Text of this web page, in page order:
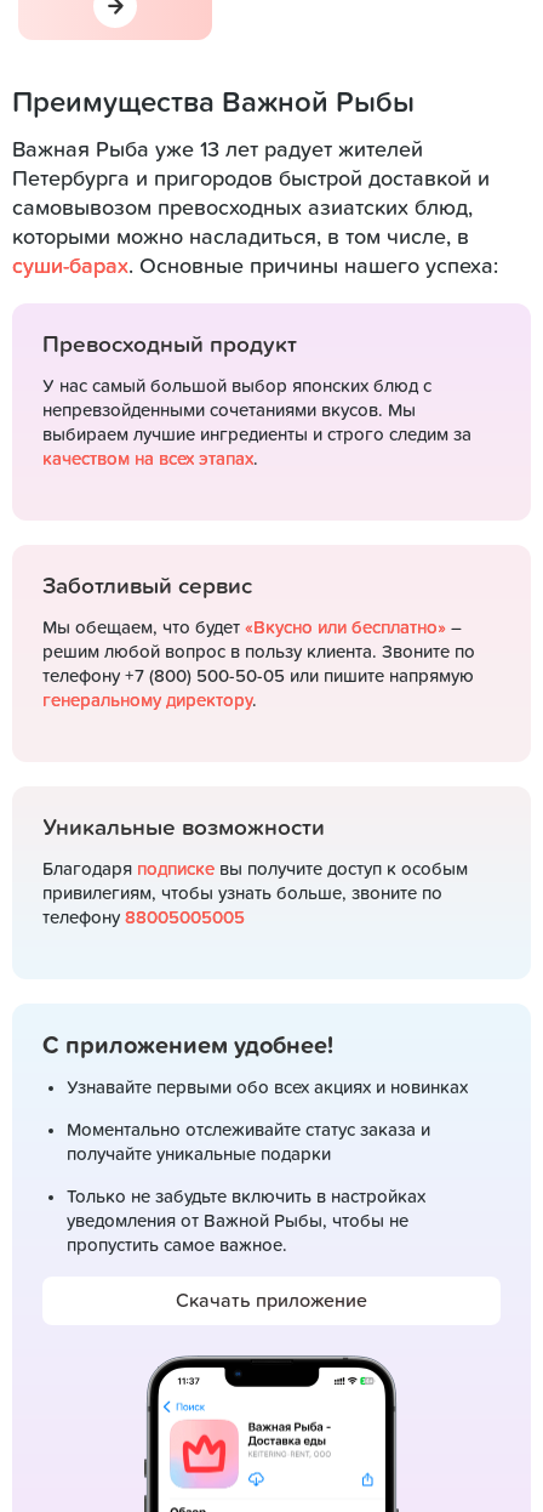
Преимущества Важной Рыбы
Важная Рыба уже 13 лет радует жителей
Петербурга и пригородов быстрой доставкой и
самовывозом превосходных азиатских блюд,
которыми можно насладиться, в том числе, в
суши-барах. Основные причины нашего успеха:
Превосходный продукт
У нас самый большой выбор японских блюд с
непревзойденными сочетаниями вкусов. Мы
выбираем лучшие ингредиенты и строго следим за
качеством на всех этапах.
Заботливый сервис
Мы обещаем, что будет «Вкусно или бесплатно» –
решим любой вопрос в пользу клиента. Звоните по
телефону +7 (800) 500-50-05 или пишите напрямую
генеральному директору.
Уникальные возможности
Благодаря подписке вы получите доступ к особым
привилегиям, чтобы узнать больше, звоните по
телефону 88005005005
С приложением удобнее!
Узнавайте первыми обо всех акциях и новинках
Моментально отслеживайте статус заказа и
получайте уникальные подарки
Только не забудьте включить в настройках
уведомления от Важной Рыбы, чтобы не
пропустить самое важное.
Скачать приложение